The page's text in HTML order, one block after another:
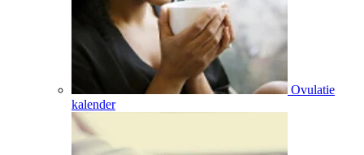
Ovulatie
kalender